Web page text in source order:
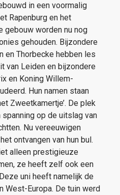
in een voormalig
Rapenburg en het
gebouw worden nu nog
gehouden. Bijzondere
en Thorbecke hebben les
van Leiden en bijzondere
en Koning Willem-
Hun namen staan
Zweetkamertje’. De plek
op de uitslag van
Nu vereeuwigen
ontvangen van hun bul.
alleen prestigieuze
ze heeft zelf ook een
uni heeft namelijk de
West-Europa. De tuin werd